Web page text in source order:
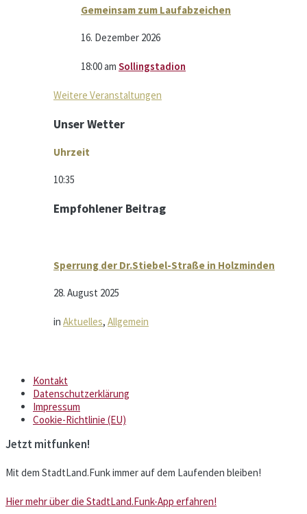
Gemeinsam zum Laufabzeichen
16. Dezember 2026
18:00am Sollingstadion
Weitere Veranstaltungen
Unser Wetter
Uhrzeit
10:35
Empfohlener Beitrag
Sperrung der Dr.Stiebel-Straße in Holzminden
28. August 2025
in Aktuelles, Allgemein
Kontakt
Datenschutzerklärung
Impressum
Cookie-Richtlinie (EU)
Jetzt mitfunken!
Mit dem StadtLand.Funk immer auf dem Laufenden bleiben!
Hier mehr über die StadtLand.Funk-App erfahren!